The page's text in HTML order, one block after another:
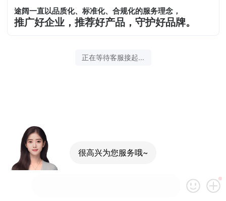
途阔一直以品质化、标准化、合规化的服务理念，
推广好企业，推荐好产品，守护好品牌。
正在等待客服接起...
很高兴为您服务哦~